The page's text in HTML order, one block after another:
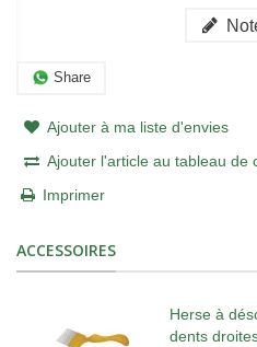
Share
Ajouter à ma liste d'envies
Ajouter l'article au tableau de
Imprimer
ACCESSOIRES
Herse à
dents